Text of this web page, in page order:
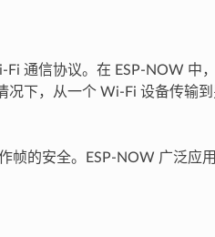
通信协议。在 ESP-NOW 中
况下，从一个 Wi-Fi 设备传输
帧的安全。ESP-NOW 广泛应